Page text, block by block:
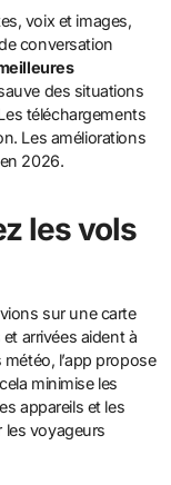
voix et images,
conversation
des situations
téléchargements
Les améliorations
2026.
les vols
sur une carte
arrivées aident à
l’app propose
minimise les
appareils et les
voyageurs